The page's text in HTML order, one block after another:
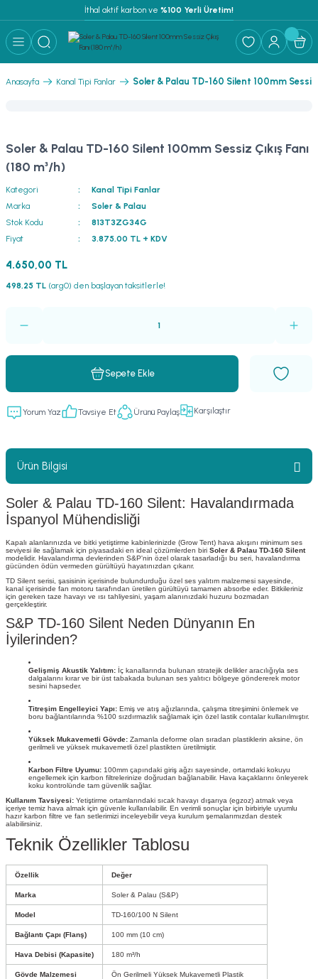
İthal aktif karbon ve %100 Yerli Üretim!
Anasayfa Kanal Tipi Fanlar Soler & Palau TD-160 Silent 100mm Sessiz
Soler & Palau TD-160 Silent 100mm Sessiz Çıkış Fanı
(180 m³/h)
Kategori
Kanal Tipi Fanlar
Marka
Soler & Palau
Stok Kodu
813T3ZG34G
Fiyat
3.875,00 TL + KDV
4.650,00 TL
498,25 TL (arg0) den başlayan taksitlerle!
Sepete Ekle
Yorum Yaz Tavsiye Et Ürünü Paylaş Karşılaştır
Ürün Bilgisi
Soler & Palau TD-160 Silent: Havalandırmada
İspanyol Mühendisliği
Kapalı alanlarınızda ve bitki yetiştirme kabinlerinizde (Grow Tent) hava akışını minimum ses
seviyesi ile sağlamak için piyasadaki en ideal çözümlerden biri Soler & Palau TD-160 Silent
modelidir. Havalandırma devlerinden S&P'nin özel olarak tasarladığı bu seri, havalandırma
gücünden ödün vermeden gürültüyü hayatınızdan çıkarır.
TD Silent serisi, şasisinin içerisinde bulundurduğu özel ses yalıtım malzemesi sayesinde,
kanal içerisinde fan motoru tarafından üretilen gürültüyü tamamen absorbe eder. Bitkileriniz
için gereken taze havayı ve ısı tahliyesini, yaşam alanınızdaki huzuru bozmadan
gerçekleştirir.
S&P TD-160 Silent Neden Dünyanın En
İyilerinden?
Gelişmiş Akustik Yalıtım: İç kanallarında bulunan stratejik delikler aracılığıyla ses
dalgalarını kırar ve bir üst tabakada bulunan ses yalıtıcı bölgeye göndererek motor
sesini hapseder.
Titreşim Engelleyici Yapı: Emiş ve atış ağızlarında, çalışma titreşimini önlemek ve
boru bağlantılarında %100 sızdırmazlık sağlamak için özel lastik contalar kullanılmıştır.
Yüksek Mukavemetli Gövde: Zamanla deforme olan sıradan plastiklerin aksine, ön
gerilmeli ve yüksek mukavemetli özel plastikten üretilmiştir.
Karbon Filtre Uyumu: 100mm çapındaki giriş ağzı sayesinde, ortamdaki kokuyu
engellemek için karbon filtrelerinize doğrudan bağlanabilir. Hava kaçaklarını önleyerek
koku kontrolünde tam güvenlik sağlar.
Kullanım Tavsiyesi: Yetiştirme ortamlarındaki sıcak havayı dışarıya (egzoz) atmak veya
içeriye temiz hava almak için güvenle kullanılabilir. En verimli sonuçlar için birbiriyle uyumlu
hazır karbon filtre ve fan setlerimizi inceleyebilir veya kurulum şemalarımızdan destek
alabilirsiniz.
Teknik Özellikler Tablosu
Özellik Değer
Marka Soler & Palau (S&P)
Model TD-160/100 N Silent
Bağlantı Çapı (Flanş) 100 mm (10 cm)
Hava Debisi (Kapasite) 180 m³/h
Gövde Malzemesi Ön Gerilmeli Yüksek Mukavemetli Plastik